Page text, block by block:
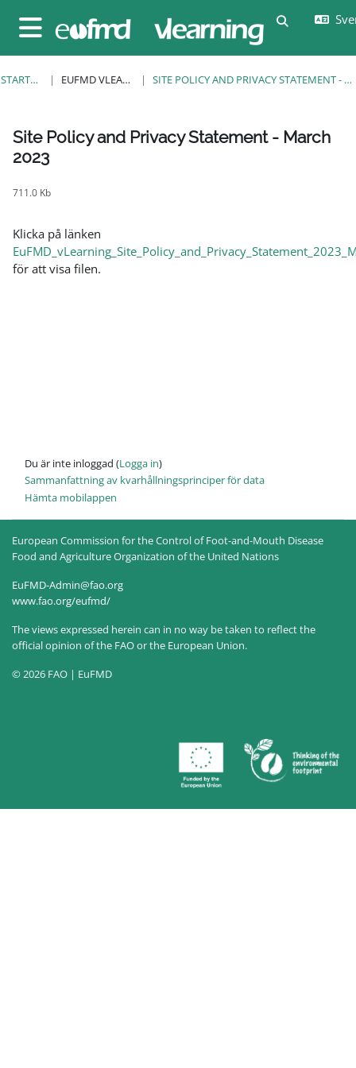
Sidopanel
Växla
STARTSIDA EUFMD VLEARNING SITE POLICY AND PRIVACY STATEMENT - MARCH 2023
Site Policy and Privacy Statement - March
2023
711.0 Kb
Klicka på länken
för att visa filen.
Du är inte inloggad (Logga in)
Sammanfattning av kvarhållningsprinciper för data
Hämta mobilappen
European Commission for the Control of Foot-and-Mouth Disease
Food and Agriculture Organization of the United Nations
EuFMD-Admin@fao.org
www.fao.org/eufmd/
The views expressed herein can in no way be taken to reflect the
official opinion of the FAO or the European Union.
© 2026 FAO | EuFMD